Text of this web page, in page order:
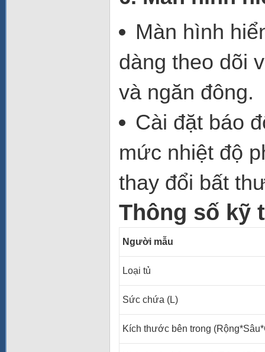
Màn hình
dàng theo dõi
và ngăn đông.
Cài đặt báo
mức nhiệt độ
thay đổi bất
Thông số kỹ
Người mẫu
Loại tủ
Sức chứa (L)
Kích thước bên trong